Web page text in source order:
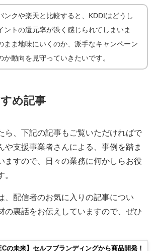
ンクや楽天と比較すると、KDDIはどうし
ントの還元率が渋く感じられてしまいま
まま地味にいくのか、派手なキャンペーン
か動向を見守っていきたいです。
め記事
ら、下記の記事もご覧いただければで
や支援事業者さんによる、事例を踏ま
ますので、日々の業務に何かしらお役
。
、配信者のお気に入りの記事につい
の裏話をお伝えしていますので、ぜひ
の未来】セルフブランディングから商品開発！